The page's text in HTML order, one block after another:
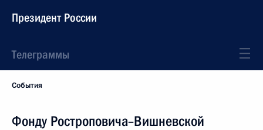
Президент России
Телеграммы
События
Фонду Ростроповича–Вишневской